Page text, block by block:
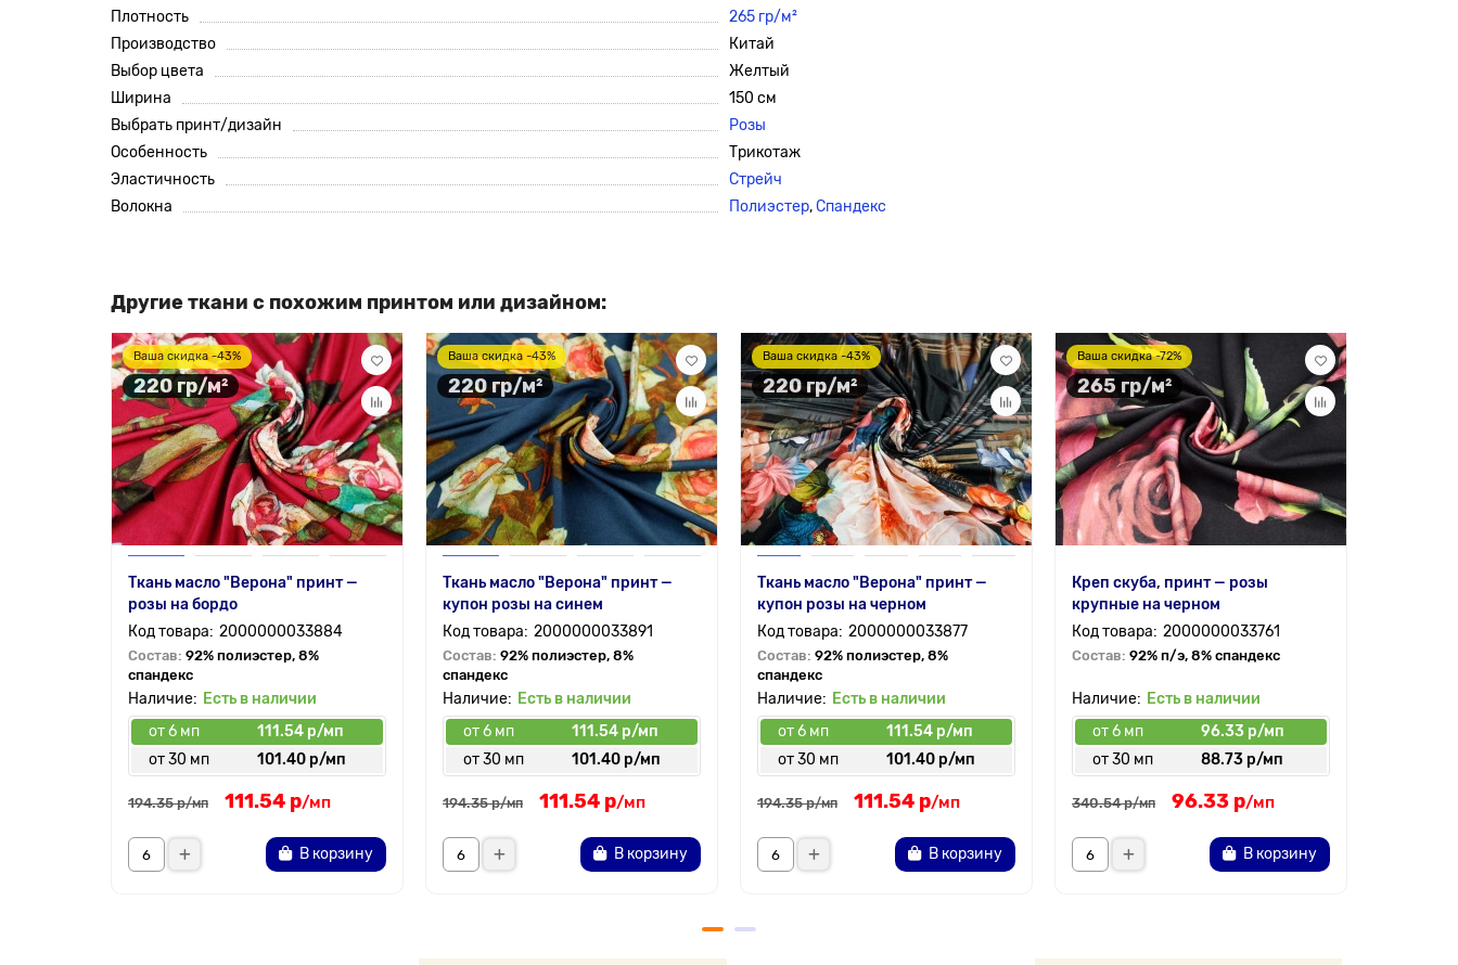
Плотность
265 гр/м²
Производство
Китай
Выбор цвета
Желтый
Ширина
150 см
Выбрать принт/дизайн
Розы
Особенность
Трикотаж
Эластичность
Стрейч
Волокна
Полиэстер,Спандекс
Другие ткани с похожим принтом или дизайном:
Ваша скидка -43%
220 гр/м²
Ткань масло "Верона" принт —
розы на бордо
2000000033884
Состав: 92% полиэстер, 8%
спандекс
Есть в наличии
от 6 мп
111.54 р/мп
от 30 мп
101.40 р/мп
194.35 р/мп 111.54 р/мп
В корзину
Ваша скидка -43%
220 гр/м²
Ткань масло "Верона" принт —
купон розы на синем
2000000033891
Состав: 92% полиэстер, 8%
спандекс
Есть в наличии
от 6 мп
111.54 р/мп
от 30 мп
101.40 р/мп
194.35 р/мп 111.54 р/мп
В корзину
Ваша скидка -43%
220 гр/м²
Ткань масло "Верона" принт —
купон розы на черном
2000000033877
Состав: 92% полиэстер, 8%
спандекс
Есть в наличии
от 6 мп
111.54 р/мп
от 30 мп
101.40 р/мп
194.35 р/мп 111.54 р/мп
В корзину
Ваша скидка -72%
265 гр/м²
Креп скуба, принт — розы
крупные на черном
2000000033761
Состав: 92% п/э, 8% спандекс
Есть в наличии
от 6 мп
96.33 р/мп
от 30 мп
88.73 р/мп
340.54 р/мп 96.33 р/мп
В корзину